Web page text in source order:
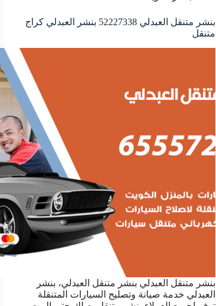
بنشر متنقل العبدلي 52227338 بنشر العبدلي كراج
متنقل
بنشر متنقل العبدلي بنشر متنقل العبدلي، بنشر
العبدلي خدمة صيانة وتصليح السيارات المتنقلة